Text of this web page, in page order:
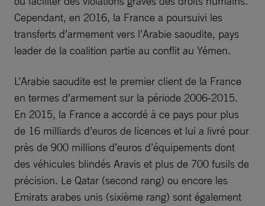
Cependant, en 2016, la France a poursuivi les
transferts d’armement vers l’Arabie saoudite, pays
leader de la coalition partie au conflit au Yémen.
L’Arabie saoudite est le premier client de la France
en termes d’armement sur la période 2006-2015.
En 2015, la France a accordé à ce pays pour plus
de 16 milliards d’euros de licences et lui a livré pour
près de 900 millions d’euros d’équipements dont
des véhicules blindés Aravis et plus de 700 fusils de
précision. Le Qatar (second rang) ou encore les
Emirats arabes unis (sixième rang) sont également